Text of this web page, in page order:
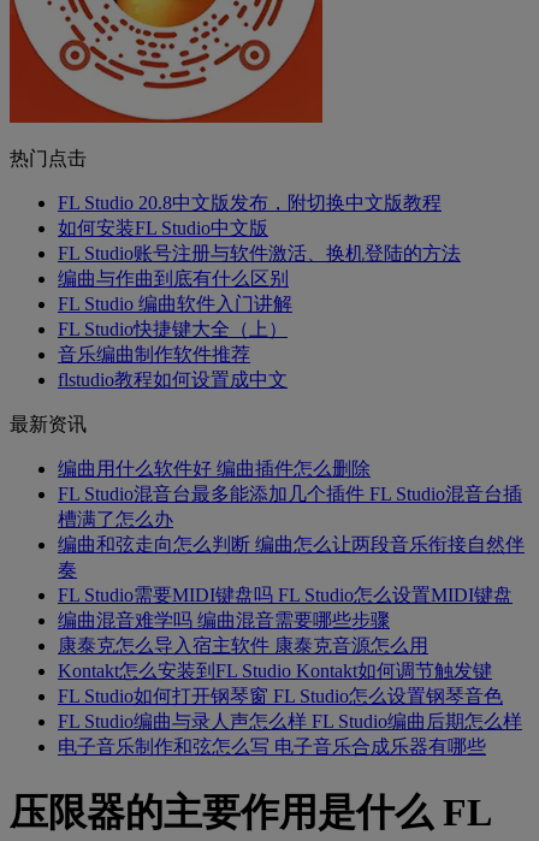
热门点击
FL Studio 20.8中文版发布，附切换中文版教程
如何安装FL Studio中文版
FL Studio账号注册与软件激活、换机登陆的方法
编曲与作曲到底有什么区别
FL Studio 编曲软件入门讲解
FL Studio快捷键大全（上）
音乐编曲制作软件推荐
flstudio教程如何设置成中文
最新资讯
编曲用什么软件好 编曲插件怎么删除
FL Studio混音台最多能添加几个插件 FL Studio混音台插
槽满了怎么办
编曲和弦走向怎么判断 编曲怎么让两段音乐衔接自然伴
奏
FL Studio需要MIDI键盘吗 FL Studio怎么设置MIDI键盘
编曲混音难学吗 编曲混音需要哪些步骤
康泰克怎么导入宿主软件 康泰克音源怎么用
Kontakt怎么安装到FL Studio Kontakt如何调节触发键
FL Studio如何打开钢琴窗 FL Studio怎么设置钢琴音色
FL Studio编曲与录人声怎么样 FL Studio编曲后期怎么样
电子音乐制作和弦怎么写 电子音乐合成乐器有哪些
压限器的主要作用是什么 FL